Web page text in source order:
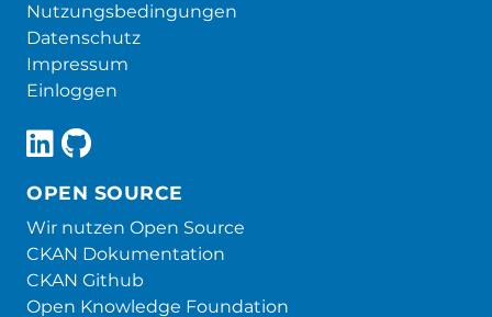
Nutzungsbedingungen
Datenschutz
Impressum
Einloggen
OPEN SOURCE
Wir nutzen Open Source
CKAN Dokumentation
CKAN Github
Open Knowledge Foundation